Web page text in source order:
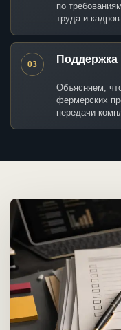
по
труда и кадров.
03 Поддержка
Объясняем,
фермерских
передачи